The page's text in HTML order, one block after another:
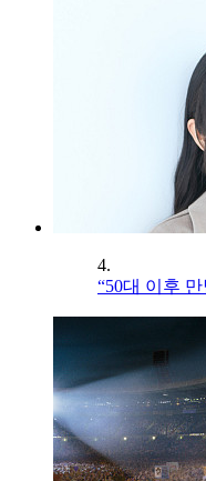
4.
“50대 이후